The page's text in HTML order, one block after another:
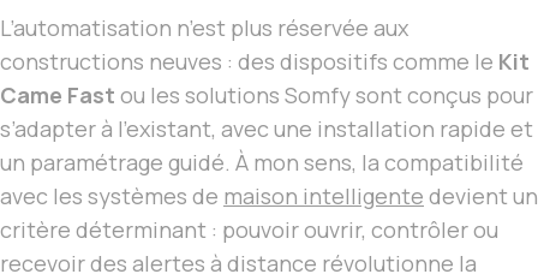
L’automatisation n’est plus réservée aux
constructions neuves : des dispositifs comme le Kit
Came Fast ou les solutions Somfy sont conçus pour
s’adapter à l’existant, avec une installation rapide et
un paramétrage guidé. À mon sens, la compatibilité
avec les systèmes de maison intelligente devient un
critère déterminant : pouvoir ouvrir, contrôler ou
recevoir des alertes à distance révolutionne la